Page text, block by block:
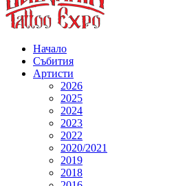
Начало
Събития
Артисти
2026
2025
2024
2023
2022
2020/2021
2019
2018